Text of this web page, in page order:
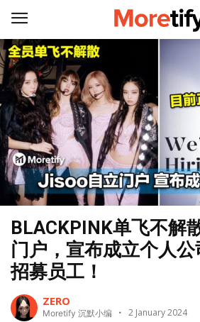
BLACKPINK单飞不解
门户，宣布成立个人
招募员工！
ZERO
Moretify 沉默小编 2 January 2024